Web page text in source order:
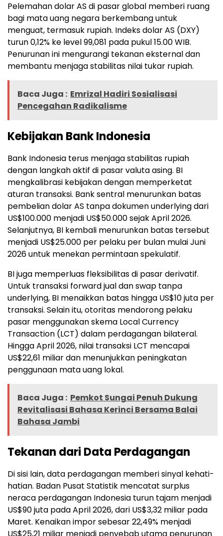
Pelemahan dolar AS di pasar global memberi ruang
bagi mata uang negara berkembang untuk
menguat, termasuk rupiah. Indeks dolar AS (DXY)
turun 0,12% ke level 99,081 pada pukul 15.00 WIB.
Penurunan ini mengurangi tekanan eksternal dan
membantu menjaga stabilitas nilai tukar rupiah.
Baca Juga : Emrizal Hadiri Sosialisasi
Pencegahan Radikalisme
Kebijakan Bank Indonesia
Bank Indonesia terus menjaga stabilitas rupiah
dengan langkah aktif di pasar valuta asing. BI
mengkalibrasi kebijakan dengan memperketat
aturan transaksi. Bank sentral menurunkan batas
pembelian dolar AS tanpa dokumen underlying dari
US$100.000 menjadi US$50.000 sejak April 2026.
Selanjutnya, BI kembali menurunkan batas tersebut
menjadi US$25.000 per pelaku per bulan mulai Juni
2026 untuk menekan permintaan spekulatif.
BI juga memperluas fleksibilitas di pasar derivatif.
Untuk transaksi forward jual dan swap tanpa
underlying, BI menaikkan batas hingga US$10 juta per
transaksi. Selain itu, otoritas mendorong pelaku
pasar menggunakan skema Local Currency
Transaction (LCT) dalam perdagangan bilateral.
Hingga April 2026, nilai transaksi LCT mencapai
US$22,61 miliar dan menunjukkan peningkatan
penggunaan mata uang lokal.
Baca Juga : Pemkot Sungai Penuh Dukung
Revitalisasi Bahasa Kerinci Bersama Balai
Bahasa Jambi
Tekanan dari Data Perdagangan
Di sisi lain, data perdagangan memberi sinyal kehati-
hatian. Badan Pusat Statistik mencatat surplus
neraca perdagangan Indonesia turun tajam menjadi
US$90 juta pada April 2026, dari US$3,32 miliar pada
Maret. Kenaikan impor sebesar 22,49% menjadi